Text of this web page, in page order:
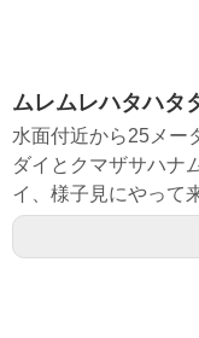
ムレムレハタハタ
水面付近から25メー
ダイとクマザサハナ
イ、様子見にやって